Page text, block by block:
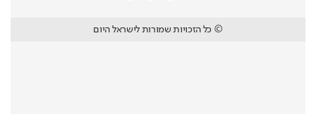
© כל הזכויות שמורות לישראל היום